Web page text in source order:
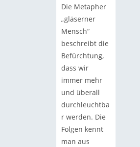
Die Metapher
„gläserner
Mensch“
beschreibt die
Befürchtung,
dass wir
immer mehr
und überall
durchleuchtba
r werden. Die
Folgen kennt
man aus